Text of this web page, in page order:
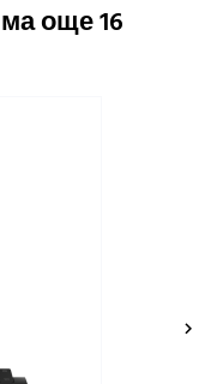
още 16
